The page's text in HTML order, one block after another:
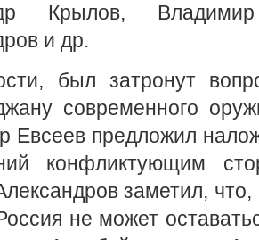
Крылов,
и др.
был затронут
современного
Евсеев предложил
конфликтующим
заметил,
не может